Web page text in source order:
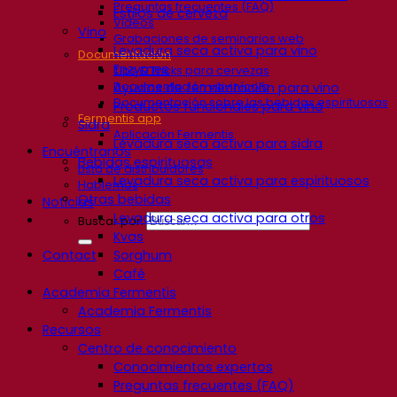
Preguntas frecuentes (FAQ)
Videos
Grabaciones de seminarios web
Documentación
Tips & Tricks para cervezas
Documentación vitivinícola
Documentación sobre las bebidas espirituosas
Fermentis app
Aplicación Fermentis
Encuéntranos
Lista de distribuidores
Hablemos
Noticias
Buscar por:
Contact
Estilos de cerveza
Vino
Levadura seca activa para vino
Enzymes
Ayudas de fermentación para vino
Productos funcionales para vino
Sidra
Levadura seca activa para sidra
Bebidas espirituosas
Levadura seca activa para espirituosos
Otras bebidas
Levadura seca activa para otros
Kvas
Sorghum
Café
Academia Fermentis
Academia Fermentis
Recursos
Centro de conocimiento
Conocimientos expertos
Preguntas frecuentes (FAQ)